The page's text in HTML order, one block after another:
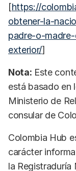
[https://
obtener-la-
padre-o-
exterior/]
Nota: Este
está basado en
Ministerio de
consular de
Colombia Hub
carácter
la Registraduría